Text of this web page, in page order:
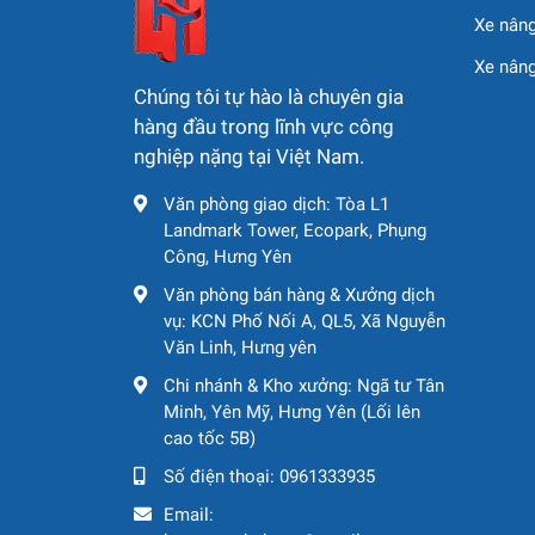
Dòng xe nâng người S85 được sử dụng
Thi công công trình dân dụng và công
Bảo trì, vệ sinh nhà máy, trung tâm
Thi công biển quảng cáo, đèn chiếu sáng
Lắp đặt hệ thống cơ điện, PCCC tại công
3. Tại sao nên chọn
Group?
Nếu bạn đang tìm đơn vị cung cấp xe nâng
Thiết bị chính hãng – nguồn gốc rõ ràng
Bảo dưỡng định kỳ – vận hành an toàn
Tư vấn chọn xe phù hợp từng công trình
Giao xe nhanh – hỗ trợ toàn quốc
Chúng tôi chuyên cung cấp và cho thuê các
Chúng tôi tự hào là chuyên gia
hàng đầu trong lĩnh vực công
nghiệp nặng tại Việt Nam.
Văn phòng giao dịch: Tòa L1
Landmark Tower, Ecopark, Phụng
Công, Hưng Yên
Văn phòng bán hàng & Xưởng dịch
vụ: KCN Phố Nối A, QL5, Xã Nguyễn
Văn Linh, Hưng yên
Chi nhánh & Kho xưởng: Ngã tư Tân
Minh, Yên Mỹ, Hưng Yên (Lối lên
cao tốc 5B)
Số điện thoại: 0961333935
Email:
Xe
Xe